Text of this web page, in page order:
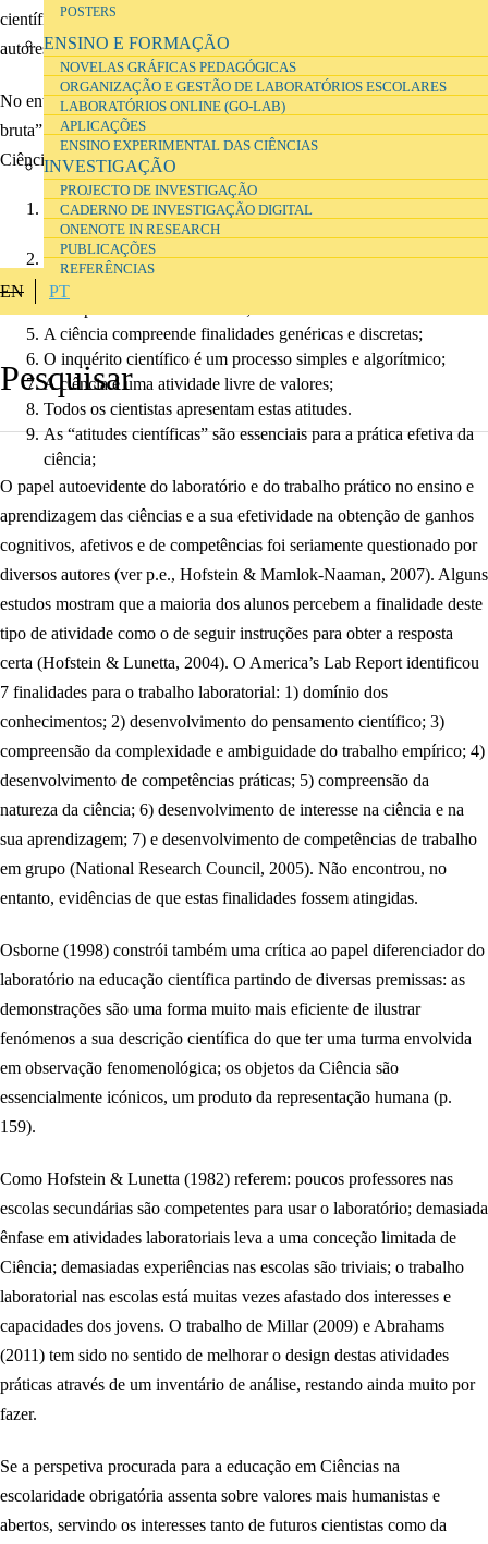
POSTERS
ENSINO E FORMAÇÃO
NOVELAS GRÁFICAS PEDAGÓGICAS
ORGANIZAÇÃO E GESTÃO DE LABORATÓRIOS ESCOLARES
LABORATÓRIOS ONLINE (GO-LAB)
APLICAÇÕES
ENSINO EXPERIMENTAL DAS CIÊNCIAS
INVESTIGAÇÃO
PROJECTO DE INVESTIGAÇÃO
CADERNO DE INVESTIGAÇÃO DIGITAL
ONENOTE IN RESEARCH
PUBLICAÇÕES
REFERÊNCIAS
EN PT
científicos”. (Hofstein & Mamlok-Naaman, 2007, p. 106, tradução dos
autores)
No entanto, este ideal de trabalho prático depara-se com a “força
bruta” da realidade escolar, que reflete alguns dos mitos sobre a
Ciência e os cientistas, de acordo com Hodson (1998, p. 95):
A observação fornece acesso direto e confiável que assegura o
conhecimento;
A ciência começa na observação;
A ciência procede via indução;
A ciência compreende finalidades genéricas e discretas;
O inquérito científico é um processo simples e algorítmico;
A ciência é uma atividade livre de valores;
Todos os cientistas apresentam estas atitudes.
As “atitudes científicas” são essenciais para a prática efetiva da
ciência;
O papel autoevidente do laboratório e do trabalho prático no ensino e
aprendizagem das ciências e a sua efetividade na obtenção de ganhos
cognitivos, afetivos e de competências foi seriamente questionado por
diversos autores (ver p.e., Hofstein & Mamlok-Naaman, 2007). Alguns
estudos mostram que a maioria dos alunos percebem a finalidade deste
tipo de atividade como o de seguir instruções para obter a resposta
certa (Hofstein & Lunetta, 2004). O America’s Lab Report identificou
7 finalidades para o trabalho laboratorial: 1) domínio dos
conhecimentos; 2) desenvolvimento do pensamento científico; 3)
compreensão da complexidade e ambiguidade do trabalho empírico; 4)
desenvolvimento de competências práticas; 5) compreensão da
natureza da ciência; 6) desenvolvimento de interesse na ciência e na
sua aprendizagem; 7) e desenvolvimento de competências de trabalho
em grupo (National Research Council, 2005). Não encontrou, no
entanto, evidências de que estas finalidades fossem atingidas.
Osborne (1998) constrói também uma crítica ao papel diferenciador do
laboratório na educação científica partindo de diversas premissas: as
demonstrações são uma forma muito mais eficiente de ilustrar
fenómenos a sua descrição científica do que ter uma turma envolvida
em observação fenomenológica; os objetos da Ciência são
essencialmente icónicos, um produto da representação humana (p.
159).
Como Hofstein & Lunetta (1982) referem: poucos professores nas
escolas secundárias são competentes para usar o laboratório; demasiada
ênfase em atividades laboratoriais leva a uma conceção limitada de
Ciência; demasiadas experiências nas escolas são triviais; o trabalho
laboratorial nas escolas está muitas vezes afastado dos interesses e
capacidades dos jovens. O trabalho de Millar (2009) e Abrahams
(2011) tem sido no sentido de melhorar o design destas atividades
práticas através de um inventário de análise, restando ainda muito por
fazer.
Se a perspetiva procurada para a educação em Ciências na
escolaridade obrigatória assenta sobre valores mais humanistas e
abertos, servindo os interesses tanto de futuros cientistas como da